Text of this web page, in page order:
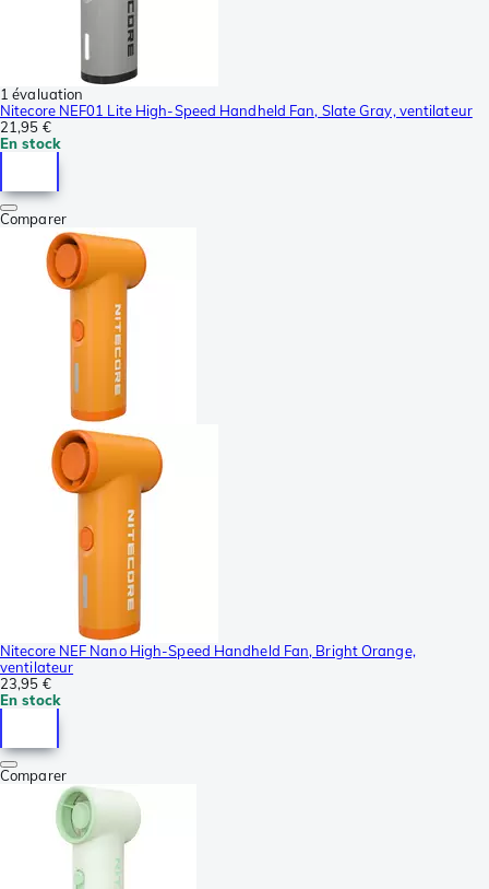
1 évaluation
Nitecore NEF01 Lite High-Speed Handheld Fan, Slate Gray, ventilateur
21,95 €
En stock
Comparer
Nitecore NEF Nano High-Speed Handheld Fan, Bright Orange,
ventilateur
23,95 €
En stock
Comparer